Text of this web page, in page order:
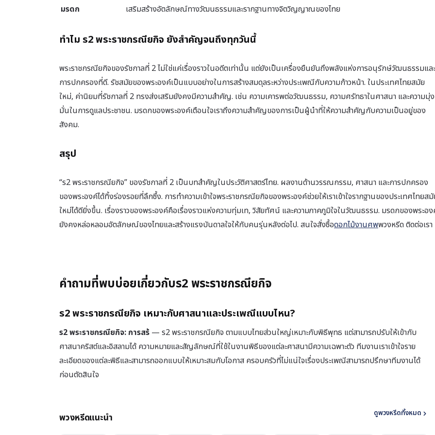
มรดก
เสริมสร้างอัตลักษณ์ทางวัฒนธรรมและรากฐานทางจิตวิญญาณของไทย
ทำไม ร2 พระราชกรณียกิจ ยังสำคัญจนถึงทุกวันนี้
พระราชกรณียกิจของรัชกาลที่ 2 ไม่ใช่แค่เรื่องราวในอดีตเท่านั้น แต่ยังเป็นเครื่องยืนยันถึงพลังแห่งการอนุรักษ์วัฒนธรรมและ
การปกครองที่ดี. รัชสมัยของพระองค์เป็นแบบอย่างในการสร้างสมดุลระหว่างประเพณีกับความก้าวหน้า. ในประเทศไทยสมัย
ใหม่, ค่านิยมที่รัชกาลที่ 2 ทรงส่งเสริมยังคงมีความสำคัญ. เช่น ความเคารพต่อวัฒนธรรม, ความศรัทธาในศาสนา และความมุ่ง
มั่นในการดูแลประชาชน. มรดกของพระองค์เตือนใจเราถึงความสำคัญของการเป็นผู้นำที่ให้ความสำคัญกับความเป็นอยู่ของ
สังคม.
สรุป
“ร2 พระราชกรณียกิจ” ของรัชกาลที่ 2 เป็นบทสำคัญในประวัติศาสตร์ไทย. ผลงานด้านวรรณกรรม, ศาสนา และการปกครอง
ของพระองค์ได้ทิ้งร่องรอยที่ลึกซึ้ง. การทำความเข้าใจพระราชกรณียกิจของพระองค์ช่วยให้เราเข้าใจรากฐานของประเทศไทยส
ใหม่ได้ดียิ่งขึ้น. เรื่องราวของพระองค์คือเรื่องราวแห่งความทุ่มเท, วิสัยทัศน์ และความภาคภูมิใจในวัฒนธรรม. มรดกของพระอ
ยังคงหล่อหลอมอัตลักษณ์ของไทยและสร้างแรงบันดาลใจให้กับคนรุ่นหลังต่อไป. สนใจสั่งซื้อดอกไม้งานศพพวงหรีด ติดต่อเรา
คำถามที่พบบ่อยเกี่ยวกับร2 พระราชกรณียกิจ
ร2 พระราชกรณียกิจ เหมาะกับศาสนาและประเพณีแบบไหน?
ร2 พระราชกรณียกิจ: การสร้ — ร2 พระราชกรณียกิจ ตามแบบไทยส่วนใหญ่เหมาะกับพิธีพุทธ แต่สามารถปรับให้เข้ากับ
ศาสนาคริสต์และอิสลามได้ ความหมายและสัญลักษณ์ที่ใช้ในงานพิธีของแต่ละศาสนามีความเฉพาะตัว ทีมงานเราเข้าใจราย
ละเอียดของแต่ละพิธีและสามารถออกแบบให้เหมาะสมกับโอกาส ครอบครัวที่ไม่แน่ใจเรื่องประเพณีสามารถปรึกษาทีมงานได้
ก่อนตัดสินใจ
พวงหรีดแนะนำ ดูพวงหรีดทั้งหมด